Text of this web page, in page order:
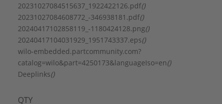
20231027084515637_1922422126.pdf()
20231027084608772_-346938181.pdf()
20240417102858119_-1180424128.png()
20240417104031929_1951743337.eps()
wilo-embedded.partcommunity.com?
catalog=wilo&part=4250173&languageIso=en()
Deeplinks()
QTY